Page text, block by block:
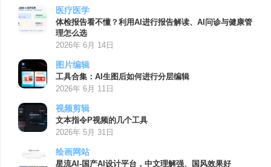
医疗医学
体检报告看不懂？利用AI进行报告解读、AI问诊与健康管
理怎么选
2026年 6月 14日
图片编辑
工具合集：AI生图后如何进行分层编辑
2026年 6月 11日
视频剪辑
文本指令P视频的几个工具
2026年 5月 31日
绘画网站
星流AI-国产AI设计平台，中文理解强、国风效果好